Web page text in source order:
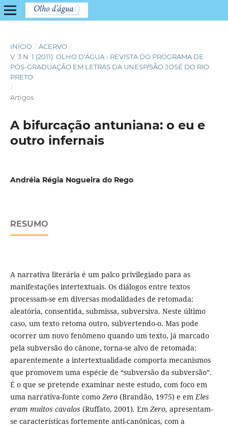
INÍCIO / ACERVO /
V. 3 N. 1 (2011): OLHO D'ÁGUA - REVISTA DO PROGRAMA DE
PÓS-GRADUAÇÃO EM LETRAS DA UNESP/SÃO JOSÉ DO RIO
PRETO
/
Artigos
A bifurcação antuniana: o eu e
outro infernais
Andréia Régia Nogueira do Rego
RESUMO
A narrativa literária é um palco privilegiado para as
manifestações intertextuais. Os diálogos entre textos
processam-se em diversas modalidades de retomada:
aleatória, consentida, submissa, subversiva. Neste último
caso, um texto retoma outro, subvertendo-o. Mas pode
ocorrer um novo fenômeno quando um texto, já marcado
pela subversão do cânone, torna-se alvo de retomada:
aparentemente a intertextualidade comporta mecanismos
que promovem uma espécie de “subversão da subversão”.
É o que se pretende examinar neste estudo, com foco em
uma narrativa-fonte comoZero (Brandão, 1975) e emEles
eram muitos cavalos (Ruffato, 2001). EmZero, apresentam-
se características fortemente anti-canônicas, com a